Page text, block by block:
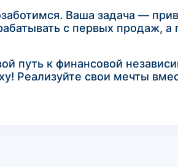
Ваша задача —
с первых продаж, а
путь к финансовой
Реализуйте свои мечты